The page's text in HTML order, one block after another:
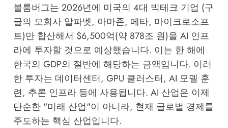
블룸버그는 2026년에 미국의 4대 빅테크 기업 (구
글의 모회사 알파벳, 아마존, 메타, 마이크로소프
트)만 합산해서 $6,500억(약 878조 원)을 AI 인프
라에 투자할 것으로 예상했습니다. 이는 한 해에
한국의 GDP의 절반에 해당하는 금액입니다. 이러
한 투자는 데이터센터, GPU 클러스터, AI 모델 훈
련, 추론 인프라 등에 사용됩니다. AI 산업은 이제
단순한 "미래 산업"이 아니라, 현재 글로벌 경제를
주도하는 핵심 산업입니다.